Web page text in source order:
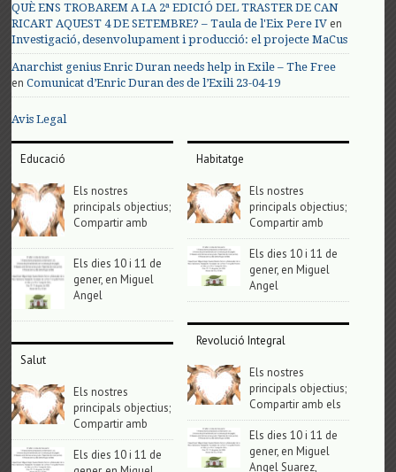
QUÈ ENS TROBAREM A LA 2ª EDICIÓ DEL TRASTER DE CAN
RICART AQUEST 4 DE SETEMBRE? – Taula de l'Eix Pere IV en
Investigació, desenvolupament i producció: el projecte MaCus
Anarchist genius Enric Duran needs help in Exile – The Free
enComunicat d’Enric Duran des de l’Exili 23-04-19
Avis Legal
Educació
Els nostres
principals objectius;
Compartir amb
Els dies 10 i 11 de
gener, en Miguel
Angel
Salut
Els nostres
principals objectius;
Compartir amb
Els dies 10 i 11 de
Habitatge
Els nostres
principals objectius;
Compartir amb
Els dies 10 i 11 de
gener, en Miguel
Angel
Revolució Integral
Els nostres
principals objectius;
Compartir amb els
Els dies 10 i 11 de
gener, en Miguel
Angel Suarez,